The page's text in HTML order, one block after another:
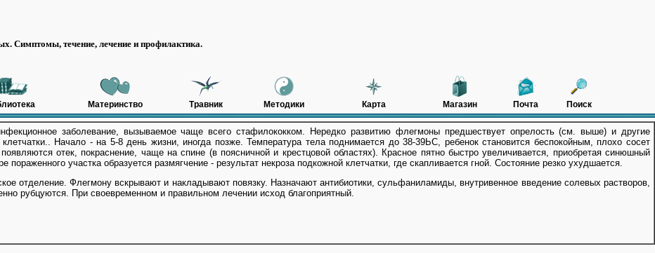
Симптомы, течение, лечение и профилактика.
Материнство Травник Методики Карта Магазин Почта Поиск
заболевание, вызываемое чаще всего стафилококком. Нередко развитию флегмоны предшествует опрелость (см. выше) и другие
Начало - на 5-8 день жизни, иногда позже. Температура тела поднимается до 38-39ЬС, ребенок становится беспокойным, плохо сосет
отек, покраснение, чаще на спине (в поясничной и крестцовой областях). Красное пятно быстро увеличивается, приобретая синюшный
пораженного участка образуется размягчение - результат некроза подкожной клетчатки, где скапливается гной. Состояние резко ухудшается.
отделение. Флегмону вскрывают и накладывают повязку. Назначают антибиотики, сульфаниламиды, внутривенное введение солевых растворов,
рубцуются. При своевременном и правильном лечении исход благоприятный.